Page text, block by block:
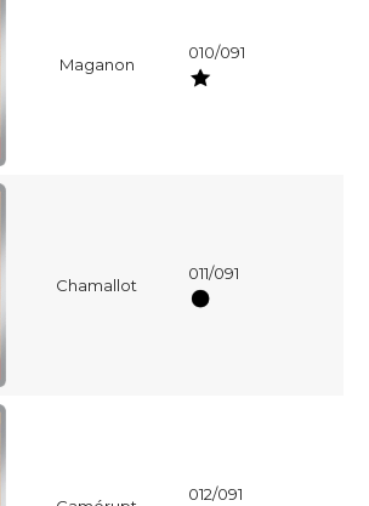
Maganon
010/091
Chamallot
011/091
012/091